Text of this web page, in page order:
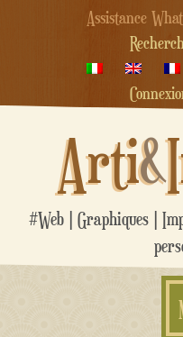
Assistance
Arti&
#Web | Graphiques |